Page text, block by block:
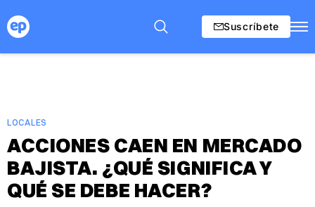
Suscríbete
LOCALES
ACCIONES CAEN EN MERCADO
BAJISTA. ¿QUÉ SIGNIFICA Y
QUÉ SE DEBE HACER?